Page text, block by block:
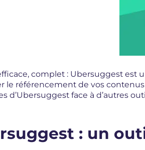
complet : Ubersuggest est
le référencement de vos
d’Ubersuggest face à d’autres
: un